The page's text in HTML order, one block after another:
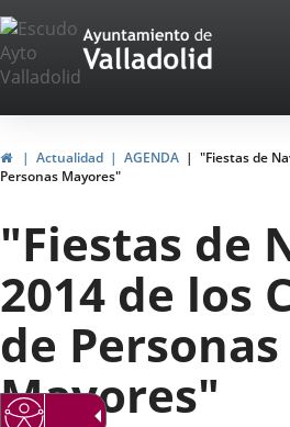
Saltar al contenido
Portal
Web
del
Ayuntamiento
de
Valladolid
InicioActualidad AGENDA
"Fiestas de
Personas Mayores"
"Fiestas de
2014 de los
de Personas
Mayores"